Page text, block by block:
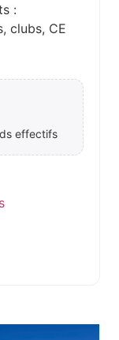
:
clubs, CE
effectifs